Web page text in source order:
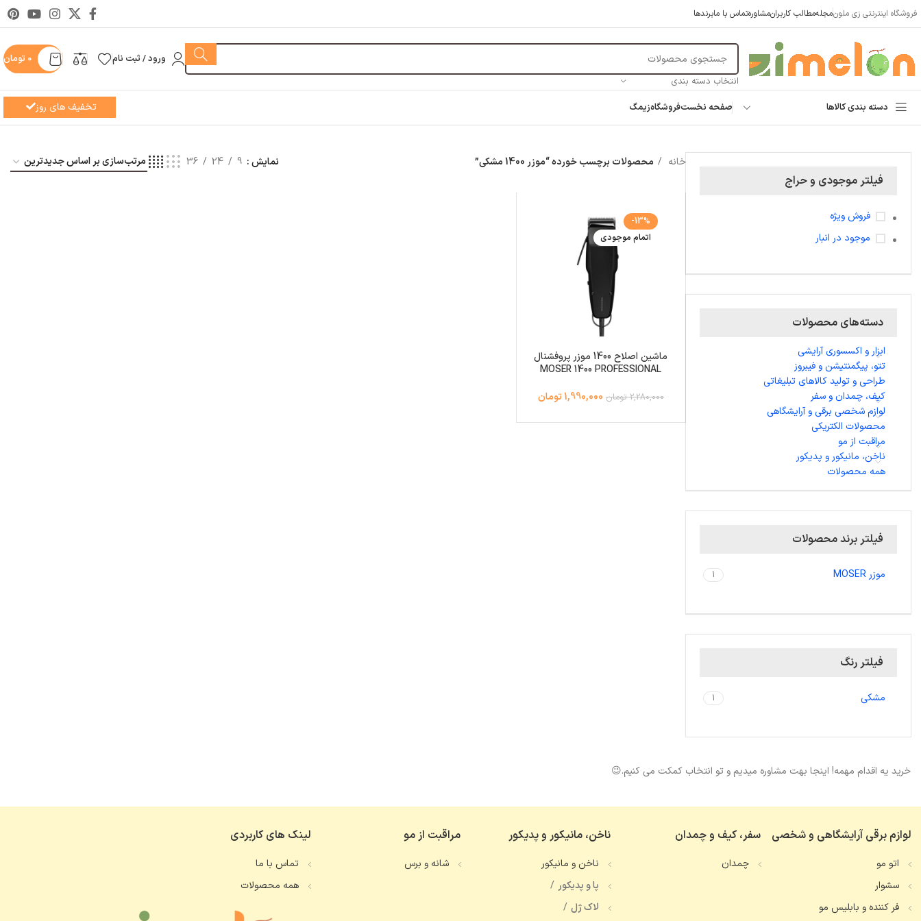
فروشگاه اینترنتی زی ملونمجلهمطالب کاربرانمشاورهتماس با مابرندها
انتخاب دسته بندی
ورود / ثبت نام 0 تومان
دسته بندی کالاها صفحه نخستفروشگاهزیمگ تخفیف های روز
فیلتر موجودی و حراج
فروش ویژه
موجود در انبار
دسته‌های محصولات
ابزار و اکسسوری آرایشی
تتو، پیگمنتیشن و فیبروز
طراحی و تولید کالاهای تبلیغاتی
کیف، چمدان و سفر
لوازم شخصی برقی و آرایشگاهی
محصولات الکتریکی
مراقبت از مو
ناخن، مانیکور و پدیکور
همه محصولات
فیلتر برند محصولات
موزر MOSER 1
فیلتر رنگ
مشکی 1
خانه محصولات برچسب خورده “موزر 1400 مشکی” نمایش 9
24
36
-13%
اتمام موجودی
ماشین اصلاح 1400 موزر پروفشنال
MOSER 1400 PROFESSIONAL
2,280,000 تومان 1,990,000 تومان
خرید یه اقدام مهمه! اینجا بهت مشاوره میدیم و تو انتخاب کمکت می کنیم.😉
لوازم برقی آرایشگاهی و شخصی
اتو مو
سشوار
فر کننده و بابلیس مو
سفر، کیف و چمدان
چمدان
ناخن، مانیکور و پدیکور
ناخن و مانیکور
پا و پدیکور
لاک ژل
مراقبت از مو
شانه و برس
لینک های کاربردی
تماس با ما
همه محصولات